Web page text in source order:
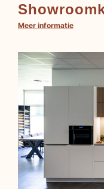
Meer informatie